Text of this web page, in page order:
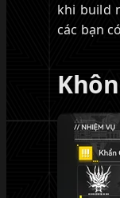
khi build
các bạn